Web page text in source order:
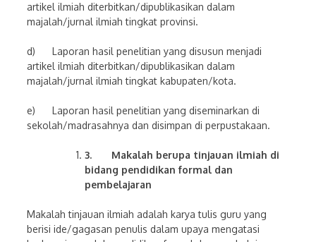
artikel ilmiah diterbitkan/dipublikasikan dalam
majalah/jurnal ilmiah tingkat provinsi.
d) Laporan hasil penelitian yang disusun menjadi
artikel ilmiah diterbitkan/dipublikasikan dalam
majalah/jurnal ilmiah tingkat kabupaten/kota.
e) Laporan hasil penelitian yang diseminarkan di
sekolah/madrasahnya dan disimpan di perpustakaan.
3. Makalah berupa tinjauan ilmiah di
bidang pendidikan formal dan
pembelajaran
Makalah tinjauan ilmiah adalah karya tulis guru yang
berisi ide/gagasan penulis dalam upaya mengatasi